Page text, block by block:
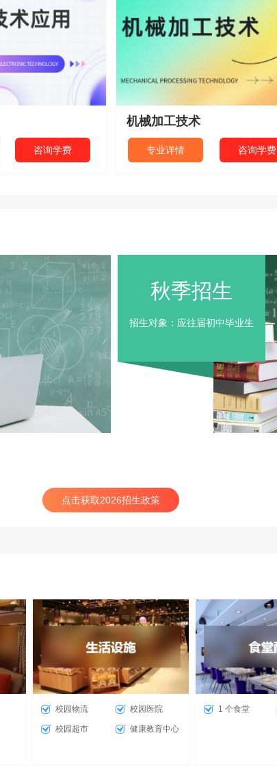
咨询学费
机械加工技术
专业详情 咨询学费
秋季招生
招生对象：应往届初中毕业生
点击获取2026招生政策
校园物流 校园医院
校园超市 健康教育中心
1 个食堂